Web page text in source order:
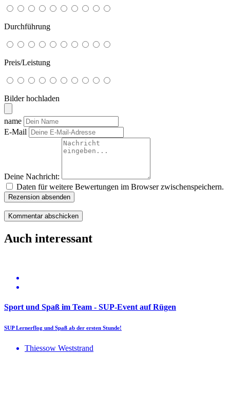
Durchführung
Preis/Leistung
Bilder hochladen
name
E-Mail
Deine Nachricht:
Daten für weitere Bewertungen im Browser zwischenspeichern.
Rezension absenden
Auch interessant
Sport und Spaß im Team - SUP-Event auf Rügen
SUP Lernerflog und Spaß ab der ersten Stunde!
Thiessow Weststrand